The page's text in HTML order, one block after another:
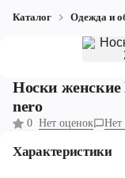
Коряжма
Котлас
Новодвинск
Каталог Одежда и
Носки женские
nero
0 Нет оценок Нет
Характеристики